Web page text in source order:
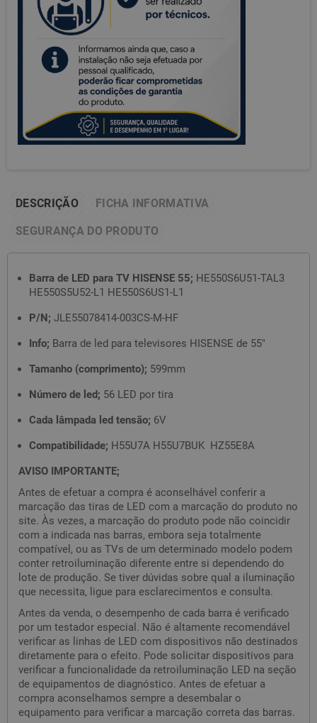
DESCRIÇÃO FICHA INFORMATIVA
SEGURANÇA DO PRODUTO
Barra de LED para TV HISENSE 55; HE550S6U51-TAL3
HE550S5U52-L1 HE550S6US1-L1
P/N; JLE55078414-003CS-M-HF
Info; Barra de led para televisores HISENSE de 55"
Tamanho (comprimento); 599mm
Número de led; 56 LED por tira
Cada lâmpada led tensão; 6V
Compatibilidade; H55U7A H55U7BUK HZ55E8A
AVISO IMPORTANTE;
Antes de efetuar a compra é aconselhável conferir a
marcação das tiras de LED com a marcação do produto no
site. Às vezes, a marcação do produto pode não coincidir
com a indicada nas barras, embora seja totalmente
compatível, ou as TVs de um determinado modelo podem
conter retroiluminação diferente entre si dependendo do
lote de produção. Se tiver dúvidas sobre qual a iluminação
que necessita, ligue para esclarecimentos e consulta.
Antes da venda, o desempenho de cada barra é verificado
por um testador especial. Não é altamente recomendável
verificar as linhas de LED com dispositivos não destinados
diretamente para o efeito. Pode solicitar dispositivos para
verificar a funcionalidade da retroiluminação LED na seção
de equipamentos de diagnóstico. Antes de efetuar a
compra aconselhamos sempre a desembalar o
equipamento para verificar a marcação correta das barras.